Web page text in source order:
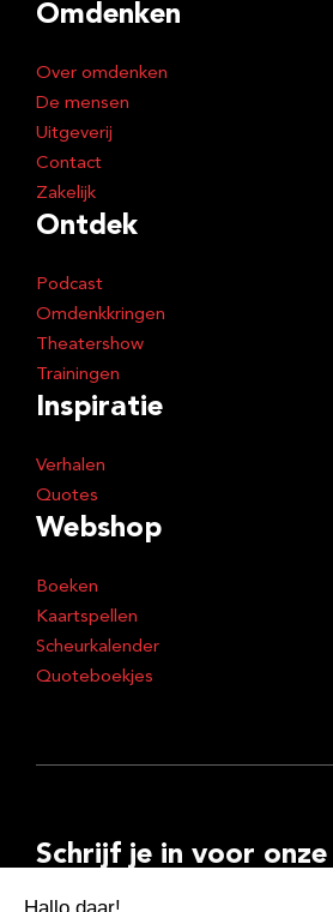
Omdenken
Over omdenken
De mensen
Uitgeverij
Contact
Zakelijk
Ontdek
Podcast
Omdenkkringen
Theatershow
Trainingen
Inspiratie
Verhalen
Quotes
Webshop
Boeken
Kaartspellen
Scheurkalender
Quoteboekjes
Schrijf je in voor